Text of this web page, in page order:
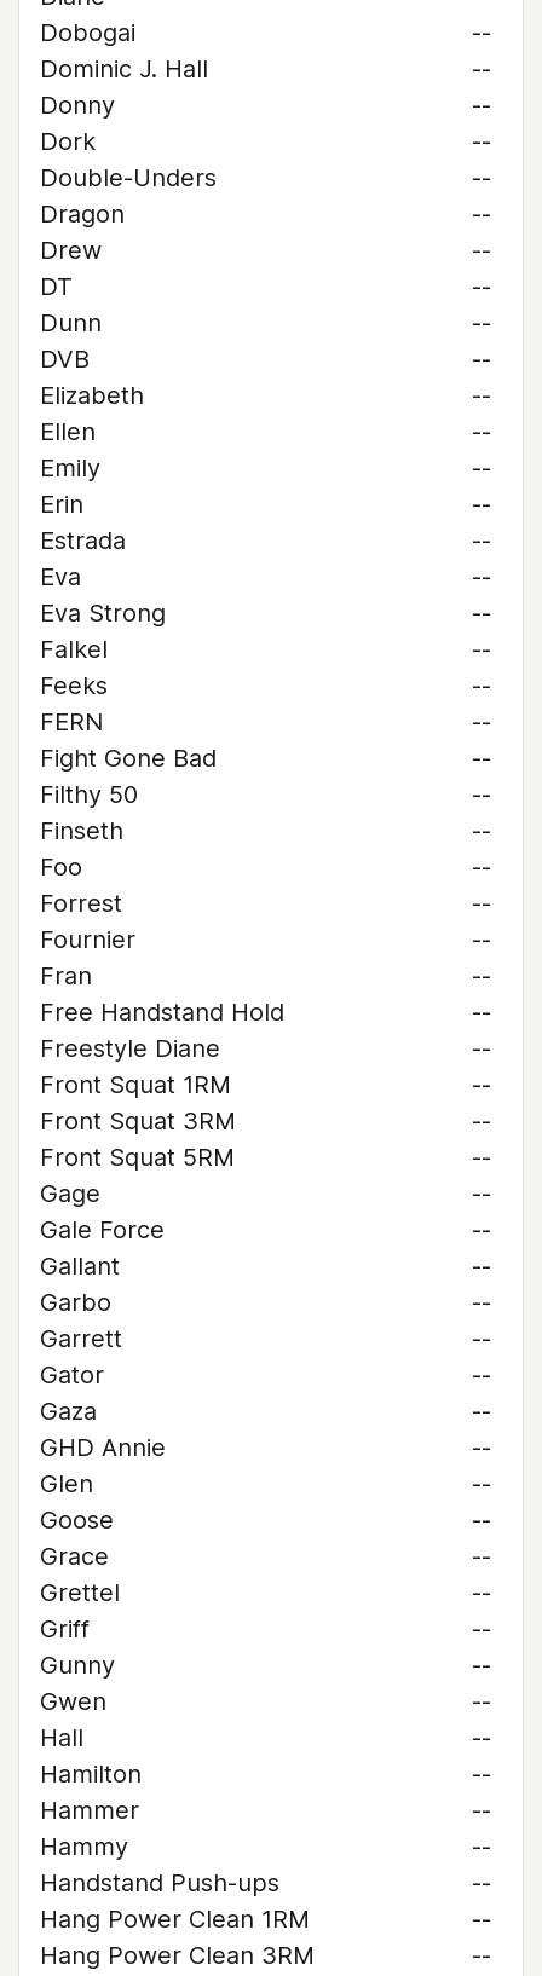
Dobogai
--
Dominic J. Hall
--
Donny
--
Dork
--
Double-Unders
--
Dragon
--
Drew
--
DT
--
Dunn
--
DVB
--
Elizabeth
--
Ellen
--
Emily
--
Erin
--
Estrada
--
Eva
--
Eva Strong
--
Falkel
--
Feeks
--
FERN
--
Fight Gone Bad
--
Filthy 50
--
Finseth
--
Foo
--
Forrest
--
Fournier
--
Fran
--
Free Handstand Hold
--
Freestyle Diane
--
Front Squat 1RM
--
Front Squat 3RM
--
Front Squat 5RM
--
Gage
--
Gale Force
--
Gallant
--
Garbo
--
Garrett
--
Gator
--
Gaza
--
GHD Annie
--
Glen
--
Goose
--
Grace
--
Grettel
--
Griff
--
Gunny
--
Gwen
--
Hall
--
Hamilton
--
Hammer
--
Hammy
--
Handstand Push-ups
--
Hang Power Clean 1RM
--
Hang Power Clean 3RM
--